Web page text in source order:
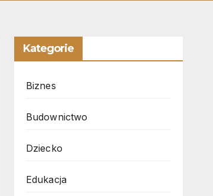
Kategorie
Biznes
Budownictwo
Dziecko
Edukacja